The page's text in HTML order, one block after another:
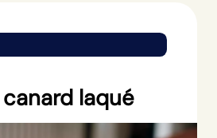
laqué